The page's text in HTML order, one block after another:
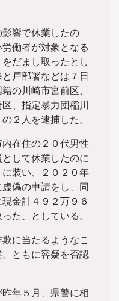
響で休業したの
働者が対象となる
だまし取ったとし
戸部署などは７日
の川崎市宮前区、
、指定暴力団稲川
２人を逮捕した。
在住の２０代男性
して休業したのに
装い、２０２０年
偽の申請をし、同
金計４９２万９６
た、としている。
に当たるようなこ
ともに容疑を否認
年５月、県警に相